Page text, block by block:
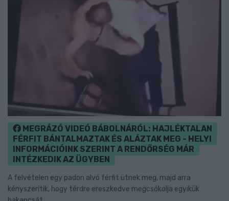
MEGRÁZÓ VIDEÓ BÁBOLNÁRÓL: HAJLÉKTALAN
FÉRFIT BÁNTALMAZTAK ÉS ALÁZTAK MEG - HELYI
INFORMÁCIÓINK SZERINT A RENDŐRSÉG MÁR
INTÉZKEDIK AZ ÜGYBEN
A felvételen egy padon alvó férfit ütnek meg, majd arra
kényszerítik, hogy térdre ereszkedve megcsókolja egyikük